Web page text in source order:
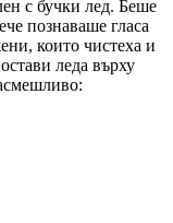
с бучки лед. Беше
познаваше гласа
които чистеха и
леда върху